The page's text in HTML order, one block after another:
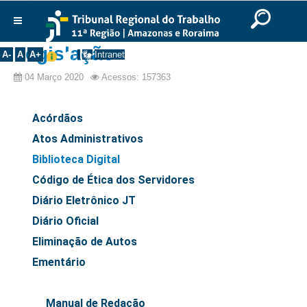
Ir para o rodapé
English
Português Español
A- A A+ Intranet
Institucional
Histórico
Corregedoria
Composição
Desembargadores
Seções Especializadas
Turmas
Varas do Trabalho
Juízes Manaus
Juízes Roraima
Legislação
04 Março 2020 Acessos: 157363
Acórdãos
Atos Administrativos
Biblioteca Digital
Código de Ética dos Servidores
Diário Eletrônico JT
Diário Oficial
Eliminação de Autos
Ementário
Manual de Redação